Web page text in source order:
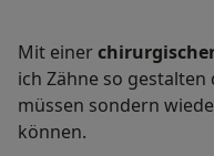
Mit einer
ich Zähne so
müssen sondern
können.